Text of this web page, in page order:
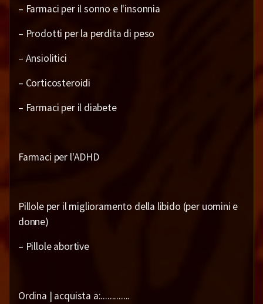
– Farmaci per il sonno e l'insonnia
– Prodotti per la perdita di peso
– Ansiolitici
– Corticosteroidi
– Farmaci per il diabete
Farmaci per l'ADHD
Pillole per il miglioramento della libido (per uomini e
donne)
– Pillole abortive
Ordina | acquista a:.............